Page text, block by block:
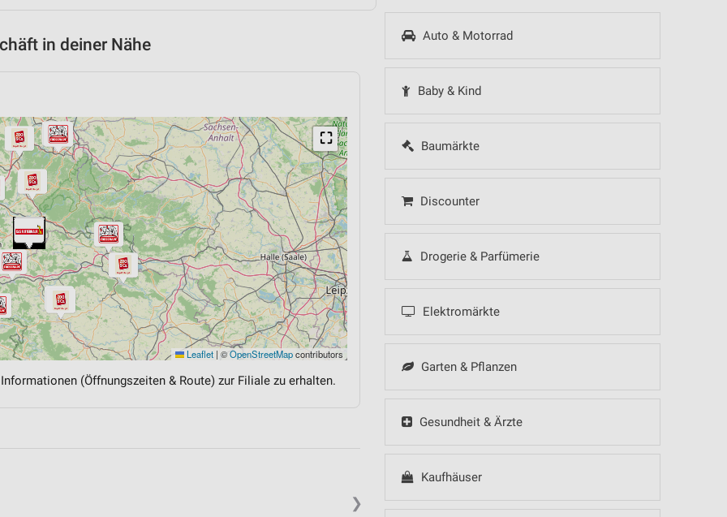
Auto & Motorrad
Baby & Kind
Baumärkte
Discounter
Drogerie & Parfümerie
Elektromärkte
Garten & Pflanzen
Gesundheit & Ärzte
Kaufhäuser
in deiner Nähe
⛶
Leaflet | ©OpenStreetMapcontributors
(Öffnungszeiten & Route) zur Filiale zu erhalten.
❯